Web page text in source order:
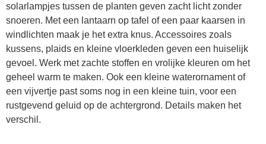
solarlampjes tussen de planten geven zacht licht zonder
snoeren. Met een lantaarn op tafel of een paar kaarsen in
windlichten maak je het extra knus. Accessoires zoals
kussens, plaids en kleine vloerkleden geven een huiselijk
gevoel. Werk met zachte stoffen en vrolijke kleuren om het
geheel warm te maken. Ook een kleine waterornament of
een vijvertje past soms nog in een kleine tuin, voor een
rustgevend geluid op de achtergrond. Details maken het
verschil.